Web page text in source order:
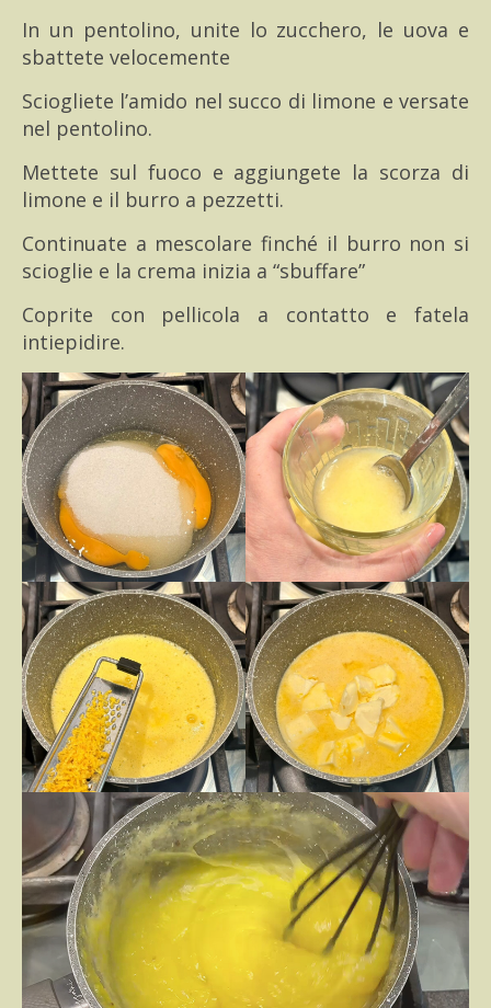
In un pentolino, unite lo zucchero, le uova e
sbattete velocemente
Sciogliete l’amido nel succo di limone e versate
nel pentolino.
Mettete sul fuoco e aggiungete la scorza di
limone e il burro a pezzetti.
Continuate a mescolare finché il burro non si
scioglie e la crema inizia a “sbuffare”
Coprite con pellicola a contatto e fatela
intiepidire.